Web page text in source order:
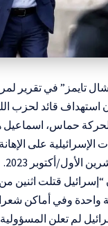
تايمز” في تقرير
استهداف قائد لحزب
حماس، اسماعيل
الإسرائيلية على
قتلت اثنين
واحدة وفي أماكن شعرا
لم تعلن